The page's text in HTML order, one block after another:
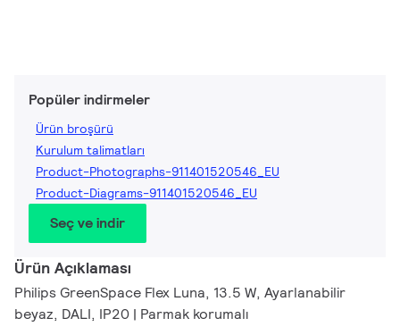
Popüler indirmeler
Ürün broşürü
Kurulum talimatları
Product-Photographs-911401520546_EU
Product-Diagrams-911401520546_EU
Seç ve indir
Ürün Açıklaması
Philips GreenSpace Flex Luna, 13.5 W, Ayarlanabilir
beyaz, DALI, IP20 | Parmak korumalı